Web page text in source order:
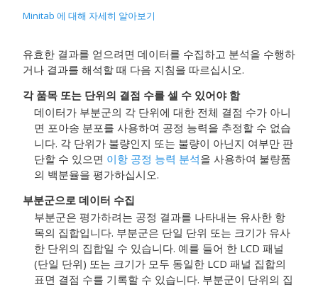
Minitab 에 대해 자세히 알아보기
유효한 결과를 얻으려면 데이터를 수집하고 분석을 수행하
거나 결과를 해석할 때 다음 지침을 따르십시오.
각 품목 또는 단위의 결점 수를 셀 수 있어야 함
데이터가 부분군의 각 단위에 대한 전체 결점 수가 아니
면 포아송 분포를 사용하여 공정 능력을 추정할 수 없습
니다. 각 단위가 불량인지 또는 불량이 아닌지 여부만 판
단할 수 있으면 이항 공정 능력 분석을 사용하여 불량품
의 백분율을 평가하십시오.
부분군으로 데이터 수집
부분군은 평가하려는 공정 결과를 나타내는 유사한 항
목의 집합입니다. 부분군은 단일 단위 또는 크기가 유사
한 단위의 집합일 수 있습니다. 예를 들어 한 LCD 패널
(단일 단위) 또는 크기가 모두 동일한 LCD 패널 집합의
표면 결점 수를 기록할 수 있습니다. 부분군이 단위의 집